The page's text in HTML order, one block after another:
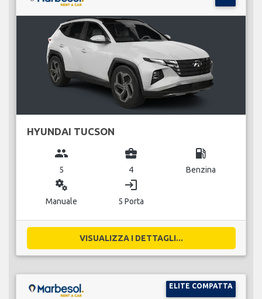
HYUNDAI TUCSON
group
5
business_center
4
local_gas_station
Benzina
miscellaneous_services
Manuale
login
5 Porta
VISUALIZZA I DETTAGLI...
ELITE COMPATTA